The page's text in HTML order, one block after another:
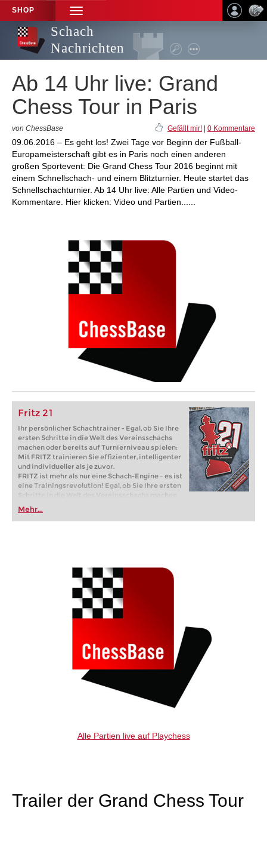
SHOP
TOGGLE
NAVIGATION
Schach
Nachrichten
Ab 14 Uhr live: Grand
Chess Tour in Paris
von ChessBase Gefällt mir! 0 Kommentare
09.06.2016 – Es geht los! Zwei Tage vor Beginn der Fußball-
Europameisterschaft gibt es in Paris noch einen anderen
großen Sportevent: Die Grand Chess Tour 2016 beginnt mit
einem Schnellschach- und einem Blitzturnier. Heute startet das
Schnellschachturnier. Ab 14 Uhr live: Alle Partien und Video-
Kommentare. Hier klicken: Video und Partien......
Fritz 21
Ihr persönlicher Schachtrainer - Egal, ob Sie Ihre
ersten Schritte in die Welt des Vereinsschachs
machen oder bereits auf Turnierniveau spielen:
Mit FRITZ trainieren Sie effizienter, intelligenter
und individueller als je zuvor.
FRITZ ist mehr als nur eine Schach-Engine – es ist
eine Trainingsrevolution! Egal, ob Sie Ihre ersten
Schritte in die Welt des Vereinsschachs machen
oder bereits auf Turnierniveau spielen: Mit
FRITZ trainieren Sie effizienter, intelligenter und
individueller als je zuvor.
Mehr...
Alle Partien live auf Playchess
Trailer der Grand Chess Tour